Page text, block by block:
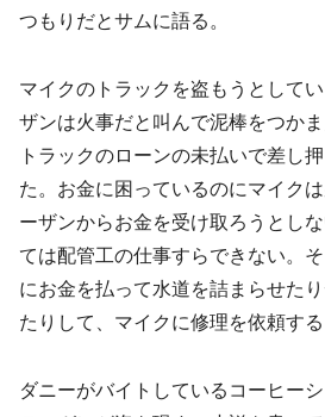
つもりだとサムに語る。
マイクのトラックを盗もうとして
ザンは火事だと叫んで泥棒をつか
トラックのローンの未払いで差し
た。お金に困っているのにマイク
ーザンからお金を受け取ろうとし
ては配管工の仕事すらできない。
にお金を払って水道を詰まらせた
たりして、マイクに修理を依頼する
ダニーがバイトしているコーヒー